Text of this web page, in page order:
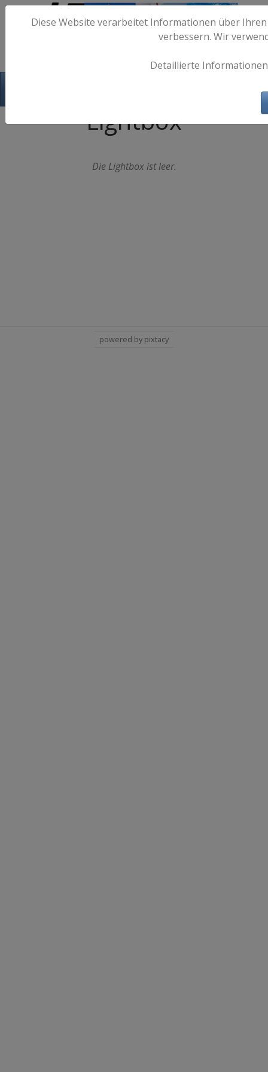
Lightbox
Die Lightbox ist leer.
Diese Website verarbeitet Informationen über
verbessern. Wir
Detaillierte
powered by pixtacy